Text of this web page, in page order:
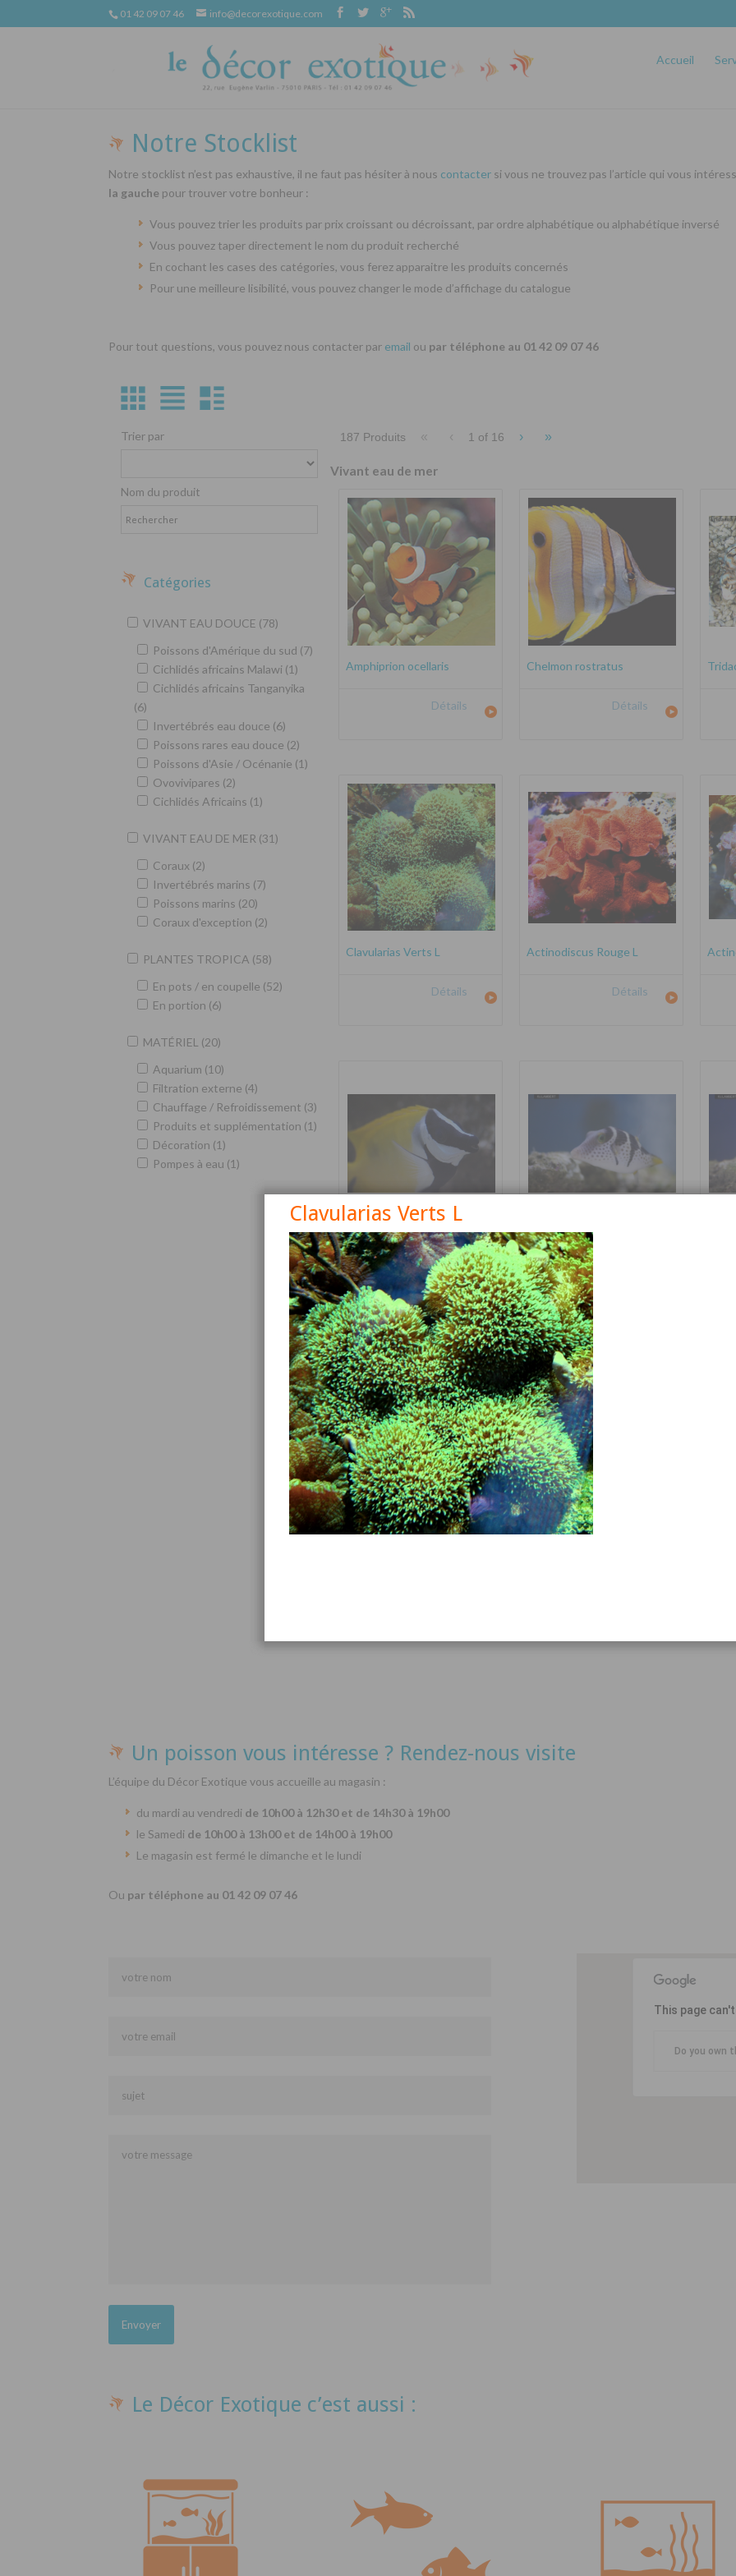
01 42 09 07 46 info@decorexotique.com
Accueil
Notre Stocklist
Notre stocklist n’est pas exhaustive, il ne faut pas hésiter à nous contacter si vous ne trouvez pas l’article qui vous
la gauche pour trouver votre bonheur :
Vous pouvez trier les produits par prix croissant ou décroissant, par ordre alphabétique ou alphabétique inversé
Vous pouvez taper directement le nom du produit recherché
En cochant les cases des catégories, vous ferez apparaitre les produits concernés
Pour une meilleure lisibilité, vous pouvez changer le mode d’affichage du catalogue
Pour tout questions, vous pouvez nous contacter par email ou par téléphone au 01 42 09 07 46
Trier par
Nom du produit
Catégories
VIVANT EAU DOUCE (78)
Poissons d'Amérique du sud (7)
Cichlidés africains Malawi (1)
Cichlidés africains Tanganyika
(6)
Invertébrés eau douce (6)
Poissons rares eau douce (2)
Poissons d'Asie / Océnanie (1)
Ovovivipares (2)
Cichlidés Africains (1)
VIVANT EAU DE MER (31)
Coraux (2)
Invertébrés marins (7)
Poissons marins (20)
Coraux d'exception (2)
PLANTES TROPICA (58)
En pots / en coupelle (52)
En portion (6)
MATÉRIEL (20)
Aquarium (10)
Filtration externe (4)
Chauffage / Refroidissement (3)
Produits et supplémentation (1)
Décoration (1)
Pompes à eau (1)
187 Produits « ‹ 1 of 16 › »
Vivant eau de mer
Amphiprion ocellaris
Détails
Chelmon rostratus
Détails
Clavularias Verts L
Détails
Actinodiscus Rouge L
Détails
Siganus vulpinus
Détails
Canthigaster valentini
Paracanthurus hepatus Arothron nigropunctatus
Un poisson vous intéresse ? Rendez-nous visite
L’équipe du Décor Exotique vous accueille au magasin :
du mardi au vendredi de 10h00 à 12h30 et de 14h30 à 19h00
le Samedi de 10h00 à 13h00 et de 14h00 à 19h00
Le magasin est fermé le dimanche et le lundi
Ou par téléphone au 01 42 09 07 46
This page
Do you own
Le Décor Exotique c’est aussi :
Clavularias Verts L